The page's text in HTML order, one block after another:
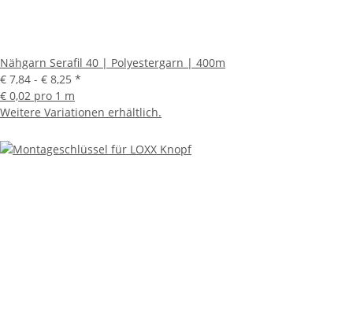
Nähgarn Serafil 40 | Polyestergarn | 400m
€ 7,84 - € 8,25 *
€ 0,02 pro 1 m
Weitere Variationen erhältlich.